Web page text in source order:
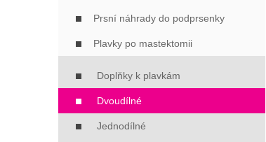
L
Prsní náhrady do podprsenky
Plavky po mastektomii
Doplňky k plavkám
Dvoudílné
Jednodílné